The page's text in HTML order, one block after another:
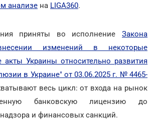
анализе на LIGA360.
приняты во исполнение Закона
изменений в некоторые
акты Украины относительно развития
в Украине" от 03.06.2025 г. № 4465-
весь цикл: от входа на рынок
банковскую лицензию до
и финансовых санкций.